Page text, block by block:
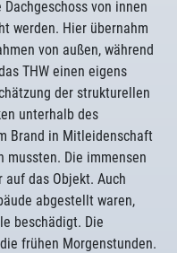
von innen
werden. Hier übernahm
von außen, während
THW einen eigens
der strukturellen
unterhalb des
Brand in Mitleidenschaft
mussten. Die immensen
auf das Objekt. Auch
abgestellt waren,
beschädigt. Die
frühen Morgenstunden.